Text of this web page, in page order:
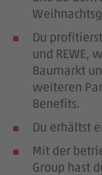
Du
und REWE,
Baumarkt
weiteren
Benefits.
Du erhältst
Mit der
Group hast